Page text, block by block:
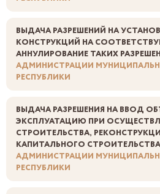
ВЫДАЧА РАЗРЕШЕНИЙ НА
КОНСТРУКЦИЙ НА
АННУЛИРОВАНИЕ ТАКИХ
АДМИНИСТРАЦИИ
РЕСПУБЛИКИ
ВЫДАЧА РАЗРЕШЕНИЯ НА ВВОД
ЭКСПЛУАТАЦИЮ ПРИ
СТРОИТЕЛЬСТВА,
КАПИТАЛЬНОГО СТРОИТЕЛЬСТВА
АДМИНИСТРАЦИИ
РЕСПУБЛИКИ